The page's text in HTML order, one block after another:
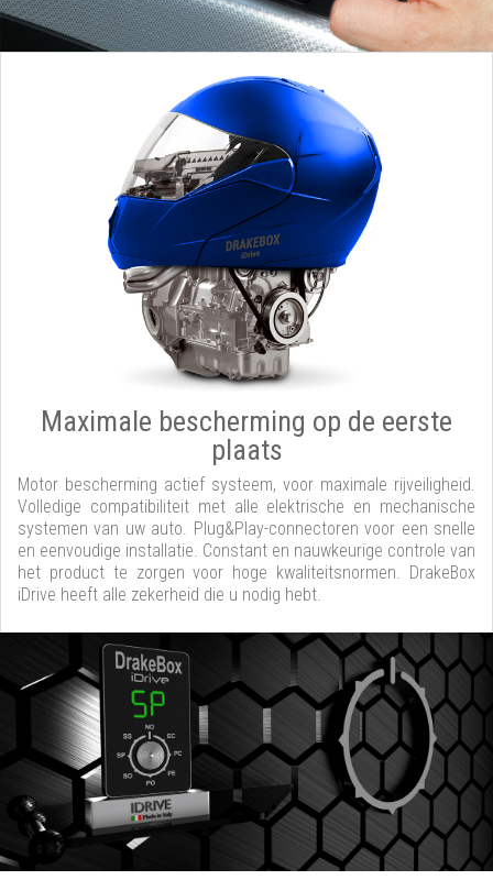
Maximale bescherming op de eerste
plaats
Motor bescherming actief systeem, voor maximale rijveiligheid.
Volledige compatibiliteit met alle elektrische en mechanische
systemen van uw auto. Plug&Play-connectoren voor een snelle
en eenvoudige installatie. Constant en nauwkeurige controle van
het product te zorgen voor hoge kwaliteitsnormen. DrakeBox
iDrive heeft alle zekerheid die u nodig hebt.